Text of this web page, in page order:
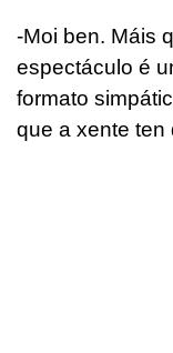
-Moi ben. Máis
espectáculo é
formato
que a xente ten